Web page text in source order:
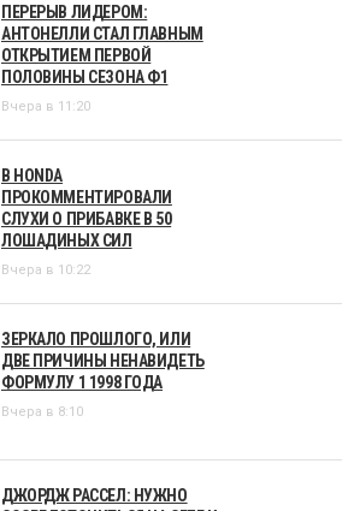
ПЕРЕРЫВ ЛИДЕРОМ:
АНТОНЕЛЛИ СТАЛ ГЛАВНЫМ
ОТКРЫТИЕМ ПЕРВОЙ
ПОЛОВИНЫ СЕЗОНА Ф1
Вчера в 11:20
В HONDA
ПРОКОММЕНТИРОВАЛИ
СЛУХИ О ПРИБАВКЕ В 50
ЛОШАДИНЫХ СИЛ
Вчера в 10:22
ЗЕРКАЛО ПРОШЛОГО, ИЛИ
ДВЕ ПРИЧИНЫ НЕНАВИДЕТЬ
ФОРМУЛУ 1 1998 ГОДА
Вчера в 8:10
ДЖОРДЖ РАССЕЛ: НУЖНО